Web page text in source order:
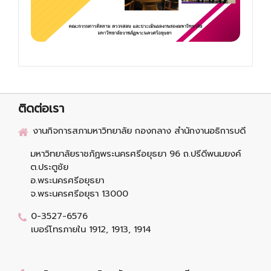
ติดต่อเรา
งานกิจการสภามหาวิทยาลัย กองกลาง สำนักงานอธิการบดี
มหาวิทยาลัยราชภัฏพระนครศรีอยุธยา 96 ถ.ปรีดีพนมยงค์
ต.ประตูชัย
อ.พระนครศรีอยุธยา
จ.พระนครศรีอยุธา 13000
0-3527-6576
เบอร์โทรภายใน 1912, 1913, 1914